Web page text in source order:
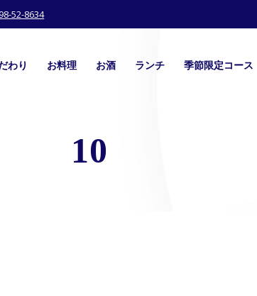
52-8634
わり お料理 お酒 ランチ 季節限定コース
10